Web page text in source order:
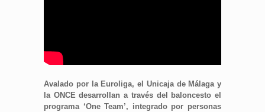
Avalado por la Euroliga, el Unicaja de Málaga y
la ONCE desarrollan a través del baloncesto el
programa ‘One Team’, integrado por personas